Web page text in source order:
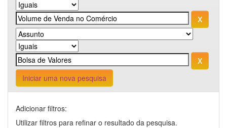
Iniciar uma nova pesquisa
Adicionar filtros:
Utilizar filtros para refinar o resultado da pesquisa.